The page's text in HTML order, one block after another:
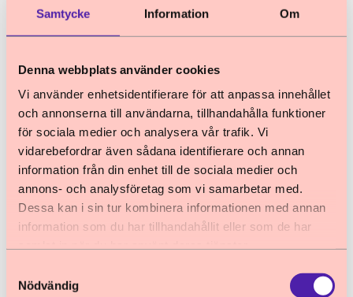
Samtycke Information Om
Denna webbplats använder cookies
Vi använder enhetsidentifierare för att anpassa innehållet
och annonserna till användarna, tillhandahålla funktioner
för sociala medier och analysera vår trafik. Vi
vidarebefordrar även sådana identifierare och annan
information från din enhet till de sociala medier och
annons- och analysföretag som vi samarbetar med.
Dessa kan i sin tur kombinera informationen med annan
information som du har tillhandahållit eller som de har
Nödvändig
Alla resor ser olika ut. En del sker i en
myndighet. Några startar sin resa från början,
andra har redan kommit en bra bit på väg.
Vissa resor omfattar ett arbete utifrån hela
barnkonventionen, några berör delar eller
kanske endast ett perspektiv. Hur just er resa
ser ut bestämmer ni själva.
Starta Barnrättsresan